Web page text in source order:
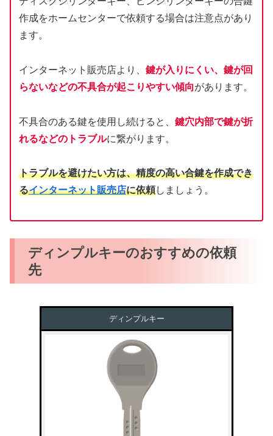
作成をホームセンターで依頼する場合は注意点があり
ます。
インターネット販売店より、 鍵が入りにくい、鍵が回
らないなどの不具合が起こりやすい傾向があります。
不具合のある鍵を使用し続けると、 鍵穴内部で鍵が折
れるなどのトラブルに繋がります。
トラブルを避けたい方は、精度の高い合鍵を作成でき
るインターネット販売店に依頼しましょう。
ディンプルキーのおすすめの依頼
先
ディンプルキー